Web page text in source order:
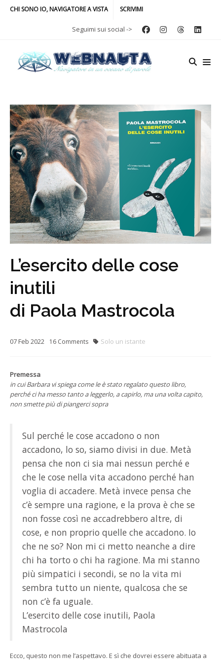
CHI SONO IO, NAVIGATORE A VISTA SCRIVIMI
Seguimi sui social ->
L’esercito delle cose
inutili
di Paola Mastrocola
07Feb 2022 16 Comments Solo un istante
Premessa
in cui Barbara vi spiega come le è stato regalato questo libro,
perché ci ha messo tanto a leggerlo, a capirlo, ma una volta capito,
non smette più di piangerci sopra
Sul perché le cose accadono o non
accadono, lo so, siamo divisi in due. Metà
pensa che non ci sia mai nessun perché e
che le cose nella vita accadono perché han
voglia di accadere. Metà invece pensa che
c’è sempre una ragione, e la prova è che se
non fosse così ne accadrebbero altre, di
cose, e non proprio quelle che accadono. Io
che ne so? Non mi ci metto neanche a dire
chi ha torto o chi ha ragione. Ma mi stanno
più simpatici i secondi, se no la vita mi
sembra tutto un niente, qualcosa che se
non c’è fa uguale.
L’esercito delle cose inutili, Paola
Mastrocola
Ecco, questo non me l’aspettavo. E sì che dovrei essere abituata a